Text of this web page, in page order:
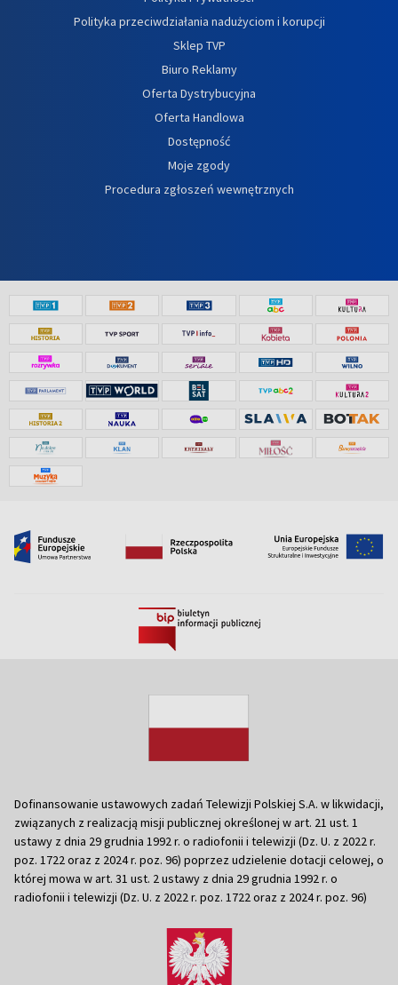
Polityka przeciwdziałania nadużyciom i korupcji
Sklep TVP
Biuro Reklamy
Oferta Dystrybucyjna
Oferta Handlowa
Dostępność
Moje zgody
Procedura zgłoszeń wewnętrznych
Dofinansowanie ustawowych zadań Telewizji Polskiej S.A. w likwidacji,
związanych z realizacją misji publicznej określonej w art. 21 ust. 1
ustawy z dnia 29 grudnia 1992 r. o radiofonii i telewizji (Dz. U. z 2022 r.
poz. 1722 oraz z 2024 r. poz. 96) poprzez udzielenie dotacji celowej, o
której mowa w art. 31 ust. 2 ustawy z dnia 29 grudnia 1992 r. o
radiofonii i telewizji (Dz. U. z 2022 r. poz. 1722 oraz z 2024 r. poz. 96)